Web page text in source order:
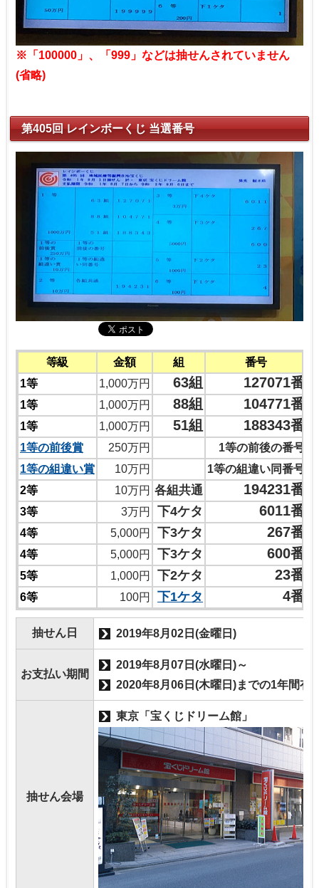
※「100000」、「999」などは抽せんされていません
(省略)
第405回 レインボーくじ 当選番号
等級 金額 組
番号
1等
1,000万円 63組 127071番
1等 1,000万円 88組 104771番
1等 1,000万円 51組 188343番
1等の前後賞 250万円
1等の前後の番号
1等の組違い賞
10万円
1等の組違い同番号
2等
10万円 各組共通 194231番
3等 3万円 下4ケタ 6011番
4等 5,000円 下3ケタ 267番
4等 5,000円 下3ケタ 600番
5等 1,000円 下2ケタ 23番
6等 100円 下1ケタ 4番
抽せん日 2019年8月02日(金曜日)
お支払い期間
2019年8月07日(水曜日)～
2020年8月06日(木曜日)までの1年間有
抽せん会場
東京「宝くじドリーム館」